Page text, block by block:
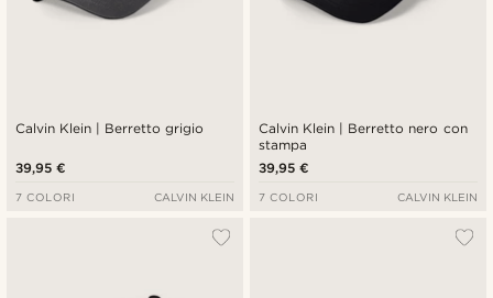
Calvin Klein | Berretto grigio
39,95 €
7 COLORI CALVIN KLEIN
Calvin Klein | Berretto nero con
stampa
39,95 €
7 COLORI CALVIN KLEIN